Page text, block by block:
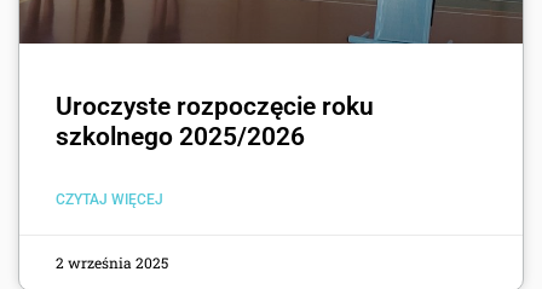
Uroczyste rozpoczęcie roku
szkolnego 2025/2026
CZYTAJ WIĘCEJ
2 września 2025